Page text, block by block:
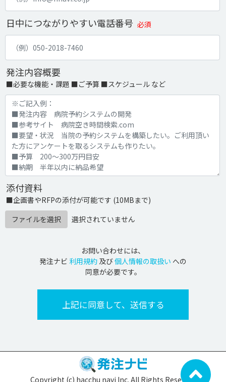
日中につながりやすい電話番号 必須
発注内容概要
■必要な機能・課題 ■ご予算 ■スケジュール など
添付資料
■企画書やRFPの添付が可能です (10MBまで)
ファイルを選択
選択されていません
お問い合わせには、
発注ナビ 利用規約 及び個人情報の取扱い への
同意が必要です。
Copyright (c) hacchu navi Inc. All Rights Reserved